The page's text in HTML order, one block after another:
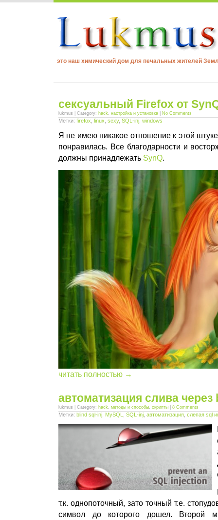
это наш химический дом для печальных жителей
сексуальный Firefox от
lukmus | Category: hack, настройка и установка No Comments
Метки: firefox linux sexy, SQL-inj windows
Я не имею никакое отношение к этой
понравилась. Все благодарности и
должны принадлежать SynQ.
читать полностью →
автоматизация слива
lukmus | Category: hack методы и способы скрипты 8 Comments
Метки: blind sql-inj MySQL SQL-inj автоматизация слепая sql
т.к. однопоточный, зато точный т.е.
символ до которого дошел. Второй